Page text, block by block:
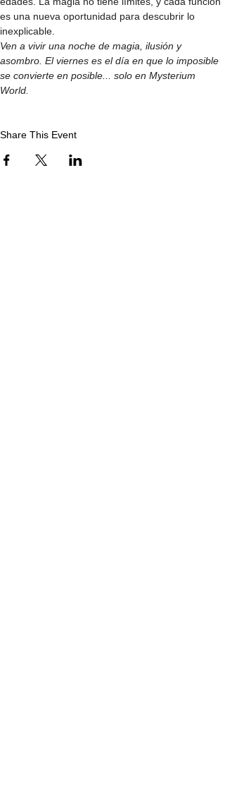
es una nueva oportunidad para descubrir lo
inexplicable.
Ven a vivir una noche de magia, ilusión y
asombro. El viernes es el día en que lo imposible
se convierte en posible... solo en Mysterium
World.
Share This Event